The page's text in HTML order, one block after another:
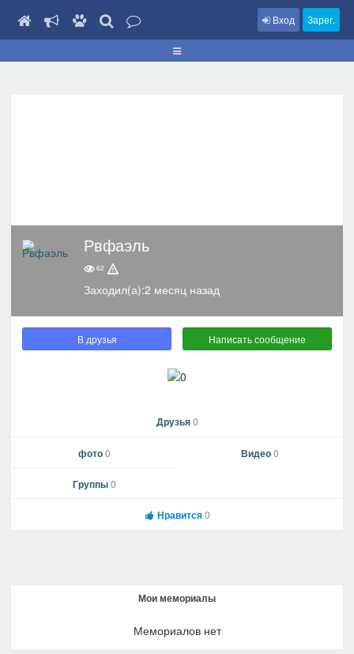
Вход Зарег.
Рвфаэль
62
Заходил(а):2 месяц назад
В друзья Написать сообщение
Друзья0
фото0 Видео0
Группы0
Нравится0
Мои мемориалы
Мемориалов нет